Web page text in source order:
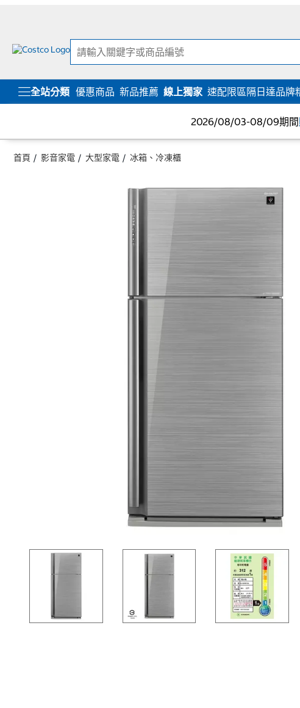
全站分類 優惠商品 新品推薦 線上獨家 速配限區隔日達品牌
2026/08/03-08/09期間
首頁 影音家電 大型家電 冰箱、冷凍櫃